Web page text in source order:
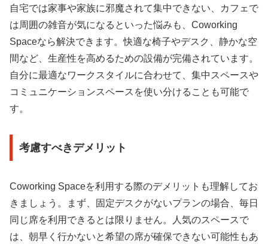
自宅では家事や家族に邪魔されて集中できない、カフェで
は周囲の雑音が気になるといった悩みも、Coworking
Spaceなら解決できます。快適な椅子やデスク、静かな空
間など、生産性を高めるための設備が完備されています。
自分に最適なワークスタイルに合わせて、集中スペースや
コミュニケーションスペースを使い分けることも可能で
す。
考慮すべきデメリット
Coworking Spaceを利用する際のデメリットも理解してお
きましょう。まず、固定デスクがないプランの場合、毎日
同じ席を利用できるとは限りません。人気のスペースで
は、朝早く行かないと希望の席が確保できない可能性もあ